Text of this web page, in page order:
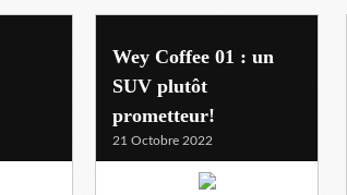
Wey Coffee 01 : un
SUV plutôt
prometteur!
21 Octobre 2022